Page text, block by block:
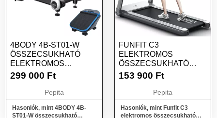
4BODY 4B-ST01-W
ÖSSZECSUKHATÓ
ELEKTROMOS
FUTÓPAD - FEHÉR +
299 000 Ft
Pepita
Hasonlók, mint 4BODY 4B-
ST01-W összecsukható
FUNFIT C3
ELEKTROMOS
ÖSSZECSUKHATÓ
FUTÓPAD 12
153 900 Ft
Pepita
Hasonlók, mint Funfit C3
elektromos összecsukható